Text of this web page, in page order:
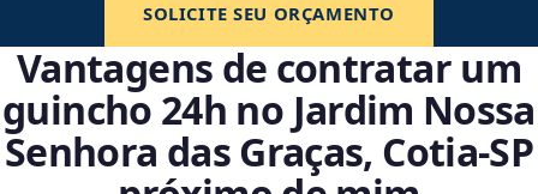
SOLICITE SEU ORÇAMENTO
Vantagens de contratar um
guincho 24h no Jardim Nossa
Senhora das Graças, Cotia‑SP